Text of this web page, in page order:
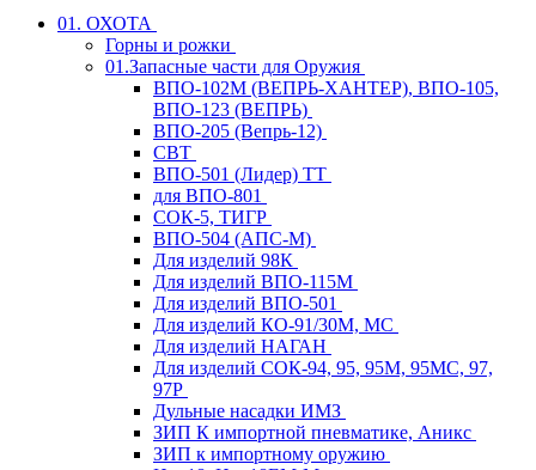
01. ОХОТА
Горны и рожки
01.Запасные части для Оружия
ВПО-102М (ВЕПРЬ-ХАНТЕР), ВПО-105,
ВПО-123 (ВЕПРЬ)
ВПО-205 (Вепрь-12)
СВТ
ВПО-501 (Лидер) ТТ
для ВПО-801
СОК-5, ТИГР
ВПО-504 (АПС-М)
Для изделий 98К
Для изделий ВПО-115М
Для изделий ВПО-501
Для изделий КО-91/30М, МС
Для изделий НАГАН
Для изделий СОК-94, 95, 95М, 95МС, 97,
97Р
Дульные насадки ИМЗ
ЗИП К импортной пневматике, Аникс
ЗИП к импортному оружию